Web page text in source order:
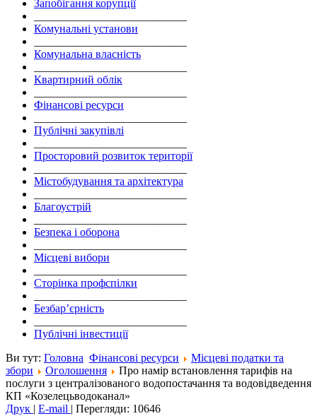
Запобігання корупції
Комунальні установи
Комунальна власність
Квартирний облік
Фінансові ресурси
Публічні закупівлі
Просторовий розвиток території
Містобудування та архітектура
Благоустрій
Безпека і оборона
Місцеві вибори
Сторінка профспілки
Безбар’єрність
Публічні інвестиції
Ви тут: Головна Фінансові ресурси
Місцеві податки та
збори
Оголошення
Про намір встановлення тарифів на
послуги з централізованого водопостачання та водовідведення
КП «Козелецьводоканал»
Друк | E-mail | Перегляди: 10646